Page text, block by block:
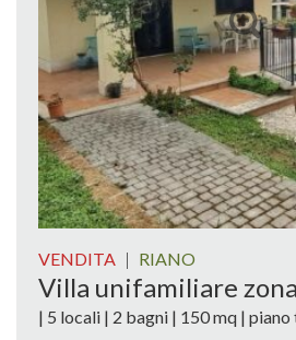
VENDITA | RIANO
Villa unifamiliare
| 5 locali | 2 bagni | 150 mq |